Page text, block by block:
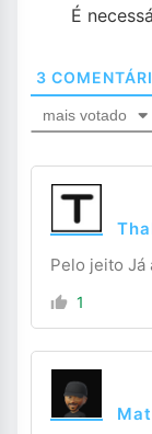
É
3
mais votado
Pelo jeito Já
1